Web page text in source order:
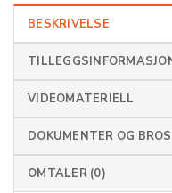
BESKRIVELSE
VIDEOMATERIELL
DOKUMENTER OG
OMTALER (0)